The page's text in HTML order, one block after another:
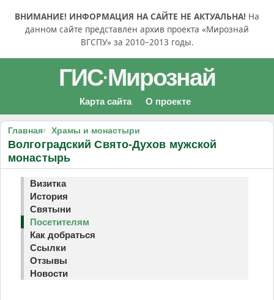
ВНИМАНИЕ! ИНФОРМАЦИЯ НА САЙТЕ НЕ АКТУАЛЬНА! На
данном сайте представлен архив проекта «Мирознай
ВГСПУ» за 2010–2013 годы.
ГИС·Мирознай
Карта сайта О проекте
Главная Храмы и монастыри
Волгоградский Свято-Духов мужской
монастырь
Визитка
История
Святыни
Посетителям
Как добраться
Ссылки
Отзывы
Новости